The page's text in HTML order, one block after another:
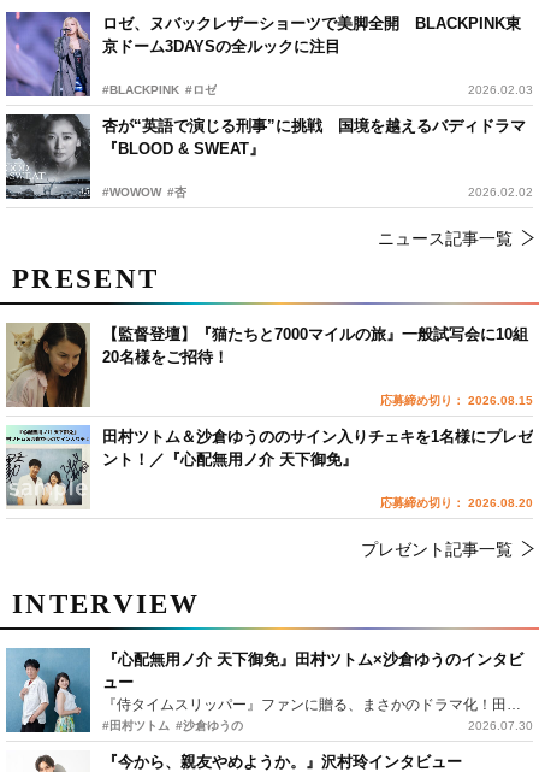
ロゼ、ヌバックレザーショーツで美脚全開 BLACKPINK東
京ドーム3DAYSの全ルックに注目
#BLACKPINK #ロゼ 2026.02.03
杏が“英語で演じる刑事”に挑戦 国境を越えるバディドラマ
『BLOOD & SWEAT』
#WOWOW #杏 2026.02.02
ニュース記事一覧
INTERVIEW
『心配無用ノ介 天下御免』田村ツトム×沙倉ゆうのインタビ
ュー
『侍タイムスリッパー』ファンに贈る、まさかのドラマ化！田村ツトム×沙倉ゆうのが語る『心配無用ノ介』撮影秘話
#田村ツトム #沙倉ゆうの 2026.07.30
『今から、親友やめようか。』沢村玲インタビュー
PRESENT
【監督登壇】『猫たちと7000マイルの旅』一般試写会に10組
20名様をご招待！
応募締め切り： 2026.08.15
田村ツトム＆沙倉ゆうののサイン入りチェキを1名様にプレゼ
ント！／『心配無用ノ介 天下御免』
応募締め切り： 2026.08.20
プレゼント記事一覧